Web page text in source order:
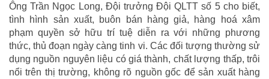
Ông Trần Ngọc Long, Đội trưởng Đội QLTT số 5 cho biết,
tình hình sản xuất, buôn bán hàng giả, hàng hoá xâm
phạm quyền sở hữu trí tuệ diễn ra với những phương
thức, thủ đoạn ngày càng tinh vi. Các đối tượng thường sử
dụng nguồn nguyên liệu có giá thành, chất lượng thấp, trôi
nổi trên thị trường, không rõ nguồn gốc để sản xuất hàng